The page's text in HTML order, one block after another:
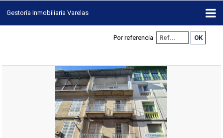
Gestoría Inmobiliaria Varelas
Por referencia

















